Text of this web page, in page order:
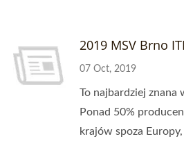
2019 MSV Brno
07 Oct, 2019
To najbardziej znana
Ponad 50%
krajów spoza